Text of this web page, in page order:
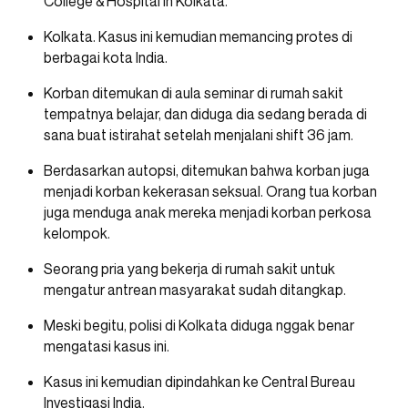
Kolkata. Kasus ini kemudian memancing protes di
berbagai kota India.
Korban ditemukan di aula seminar di rumah sakit
tempatnya belajar, dan diduga dia sedang berada di
sana buat istirahat setelah menjalani shift 36 jam.
Berdasarkan autopsi, ditemukan bahwa korban juga
menjadi korban kekerasan seksual. Orang tua korban
juga menduga anak mereka menjadi korban perkosa
kelompok.
Seorang pria yang bekerja di rumah sakit untuk
mengatur antrean masyarakat sudah ditangkap.
Meski begitu, polisi di Kolkata diduga nggak benar
mengatasi kasus ini.
Kasus ini kemudian dipindahkan ke Central Bureau
Investigasi India.